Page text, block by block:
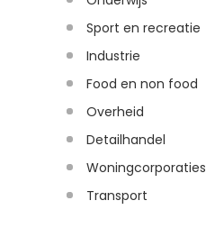
Sport en recreatie
Industrie
Food en non food
Overheid
Detailhandel
Woningcorporaties
Transport